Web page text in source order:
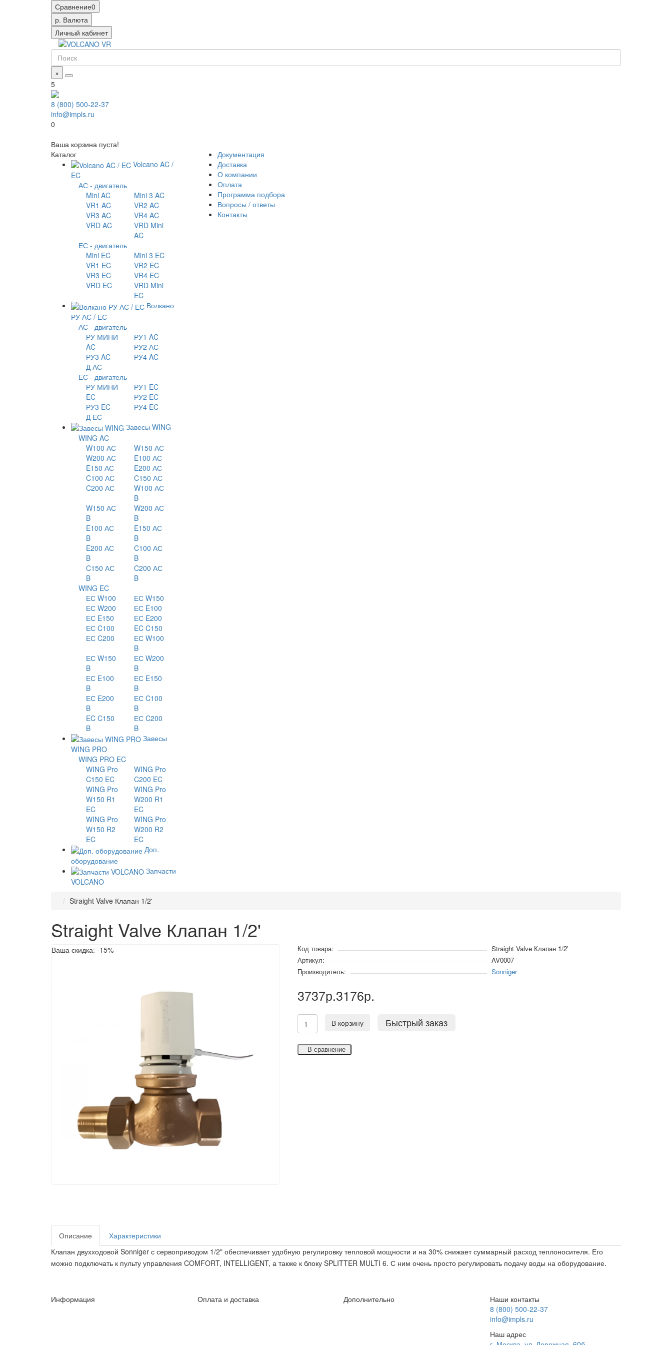
Сравнение0
р. Валюта
Личный кабинет
×
5
8 (800) 500-22-37
info@impls.ru
0
Ваша корзина пуста!
Каталог
Volcano AC /
EC
АС - двигатель
Mini AC
Mini 3 AC
VR1 AC
VR2 AC
VR3 AC
VR4 AC
VRD AC
VRD Mini
AC
ЕС - двигатель
Mini EC
Mini 3 EC
VR1 EC
VR2 EC
VR3 EC
VR4 EC
VRD EC
VRD Mini
EC
Волкано
РУ АС / ЕС
АС - двигатель
РУ МИНИ
AC
РУ1 AC
РУ2 АС
РУ3 AC
РУ4 AC
Д АС
ЕС - двигатель
РУ МИНИ
EC
РУ1 EC
РУ2 EC
РУ3 EC
РУ4 EC
Д ЕС
Завесы WING
WING AC
W100 АС
W150 АС
W200 АС
E100 АС
E150 АС
E200 АС
C100 АС
C150 АС
C200 АС
W100 АС
B
W150 АС
B
W200 АС
B
E100 АС
B
E150 АС
B
E200 АС
B
C100 АС
B
C150 АС
B
C200 АС
B
WING EC
ЕС W100
ЕС W150
ЕС W200
ЕС E100
ЕС E150
ЕС E200
ЕС C100
EC C150
ЕС C200
ЕС W100
B
ЕС W150
B
ЕС W200
B
ЕС E100
B
ЕС E150
B
ЕС E200
B
ЕС C100
B
EC C150
B
ЕС C200
B
Завесы
WING PRO
WING PRO EC
WING Pro
C150 EC
WING Pro
C200 EC
WING Pro
W150 R1
EC
WING Pro
W200 R1
EC
WING Pro
W150 R2
EC
WING Pro
W200 R2
EC
Доп.
оборудование
Запчасти
VOLCANO
Документация
Доставка
О компании
Оплата
Программа подбора
Вопросы / ответы
Контакты
Straight Valve Клапан 1/2'
Straight Valve Клапан 1/2'
Ваша скидка: -15% Код товара:
Straight Valve Клапан 1/2'
Артикул:
AV0007
Производитель:
Sonniger
3737р.3176р.
В корзину Быстрый заказ
В сравнение
Описание
Характеристики
Клапан двухходовой Sonniger с сервоприводом 1/2" обеспечивает удобную регулировку тепловой мощности и на 30% снижает суммарный расход теплоносителя. Его
можно подключать к пульту управления COMFORT, INTELLIGENT, а также к блоку SPLITTER MULTI 6. С ним очень просто регулировать подачу воды на оборудование.
Информация Оплата и доставка Дополнительно
Наши контакты
8 (800) 500-22-37
info@impls.ru
Наш адрес